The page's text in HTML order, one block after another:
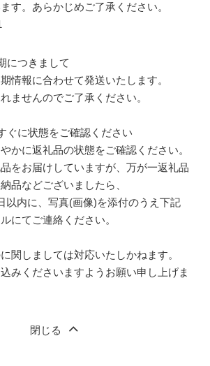
す。あらかじめご了承ください。
につきまして
情報に合わせて発送いたします。
ませんのでご了承ください。
ぐに状態をご確認ください
かに返礼品の状態をご確認ください。
をお届けしていますが、万が一返礼品
品などございましたら、
以内に、写真(画像)を添付のうえ下記
にてご連絡ください。
関しましては対応いたしかねます。
みくださいますようお願い申し上げま
閉じる